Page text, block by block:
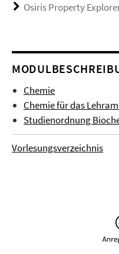
Osiris Property
Chemie
Chemie für das
Studienordnung
Vorlesungsverzeichnis